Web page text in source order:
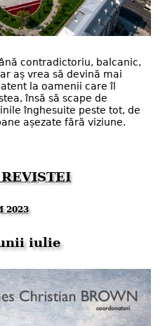
contradictoriu, balcanic,
aș vrea să devină mai
la oamenii care îl
însă să scape de
înghesuite peste tot, de
așezate fără viziune.
2023
iulie